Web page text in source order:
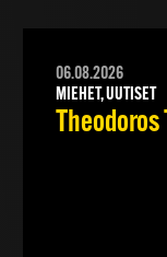
06.08.2026
MIEHET, UUTISET